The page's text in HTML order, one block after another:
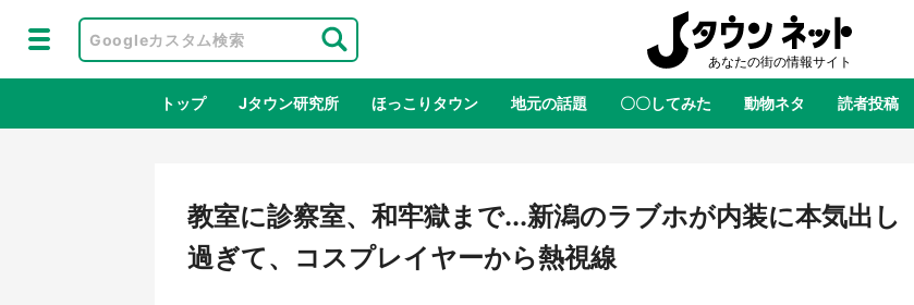
全国 全国
東北 青森 岩手 宮城
トップ Jタウン研究所 ほっこりタウン 地元の話題 〇〇してみた 動物ネタ 読者投稿
地域×二次元 絶景 あの時はありがとう 物語がはじまる町へ
教室に診察室、和牢獄まで...新潟のラブホが内装に本気出し
過ぎて、コスプレイヤーから熱視線